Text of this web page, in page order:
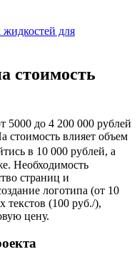
стоимость
5000 до 4 200 000 рублей
стоимость влияет объем
в 10 000 рублей, а
Необходимость
страниц и
логотипа (от 10
текстов (100 руб./),
цену.